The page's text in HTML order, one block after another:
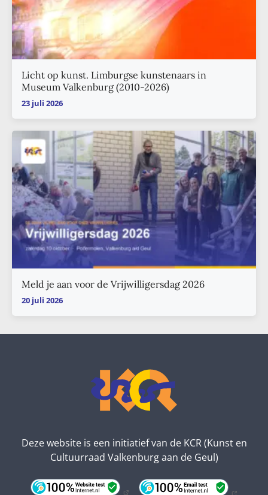
Licht op kunst. Limburgse kunstenaars in
Museum Valkenburg (2010-2026)
23 juli 2026
Meld je aan voor de Vrijwilligersdag 2026
20 juli 2026
Deze website is een initiatief van de KCR (Kunst en
Cultuurraad Valkenburg aan de Geul)